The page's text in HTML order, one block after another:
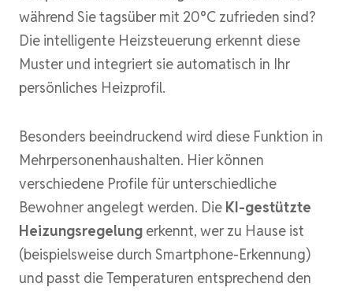
während Sie tagsüber mit 20°C zufrieden sind?
Die intelligente Heizsteuerung erkennt diese
Muster und integriert sie automatisch in Ihr
persönliches Heizprofil.
Besonders beeindruckend wird diese Funktion in
Mehrpersonenhaushalten. Hier können
verschiedene Profile für unterschiedliche
Bewohner angelegt werden. Die KI-gestützte
Heizungsregelung erkennt, wer zu Hause ist
(beispielsweise durch Smartphone-Erkennung)
und passt die Temperaturen entsprechend den